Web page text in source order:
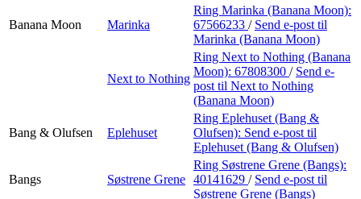
Banana Moon Marinka
Ring Marinka (Banana Moon):
67566233 / Send e-post til
Marinka (Banana Moon)
Next to Nothing
Ring Next to Nothing (Banana
Moon): 67808300 / Send e-
post til Next to Nothing
(Banana Moon)
Bang & Olufsen Eplehuset
Ring Eplehuset (Bang &
Olufsen): Send e-post til
Eplehuset (Bang & Olufsen)
Bangs Søstrene Grene
Ring Søstrene Grene (Bangs):
40141629 / Send e-post til
Søstrene Grene (Bangs)